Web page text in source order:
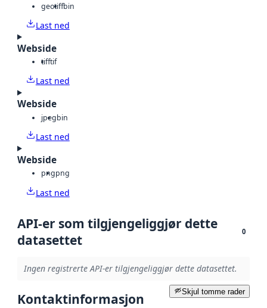
geotiffbin
Last ned
Webside
tifftif
Last ned
Webside
jpegbin
Last ned
Webside
pngpng
Last ned
API-er som tilgjengeliggjør dette
datasettet
0
Ingen registrerte API-er tilgjengeliggjør dette datasettet.
Skjul tomme rader
Kontaktinformasjon